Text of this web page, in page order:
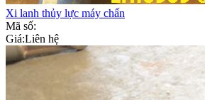
Xi lanh thủy lực máy chấn
Mã số:
Giá:Liên hệ